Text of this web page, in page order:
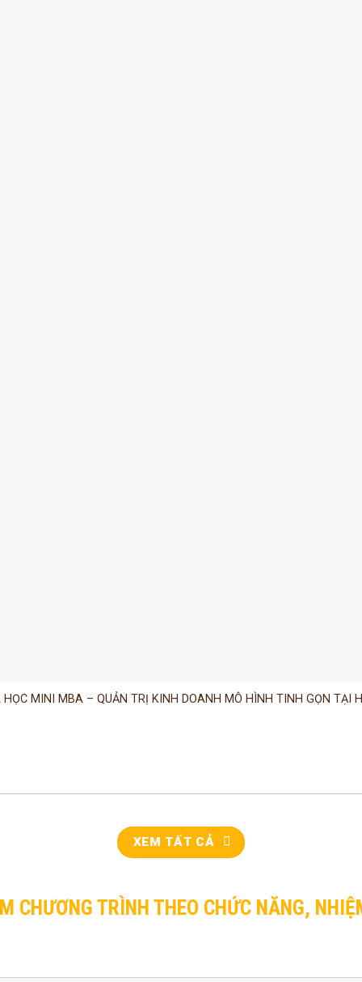
HỌC MINI MBA – QUẢN TRỊ KINH DOANH MÔ HÌNH TINH GỌN TẠI
XEM TẤT CẢ
CHƯƠNG TRÌNH THEO CHỨC NĂNG,